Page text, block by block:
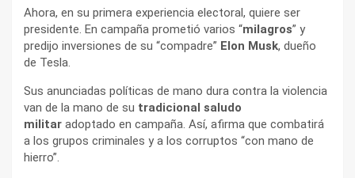
Ahora, en su primera experiencia electoral, quiere ser
presidente. En campaña prometió varios “milagros” y
predijo inversiones de su “compadre” Elon Musk, dueño
de Tesla.
Sus anunciadas políticas de mano dura contra la violencia
van de la mano de su tradicional saludo
militar adoptado en campaña. Así, afirma que combatirá
a los grupos criminales y a los corruptos “con mano de
hierro”.